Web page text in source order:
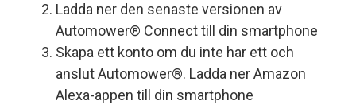
Ladda ner den senaste versionen av
Automower® Connect till din smartphone
Skapa ett konto om du inte har ett och
anslut Automower®. Ladda ner Amazon
Alexa-appen till din smartphone